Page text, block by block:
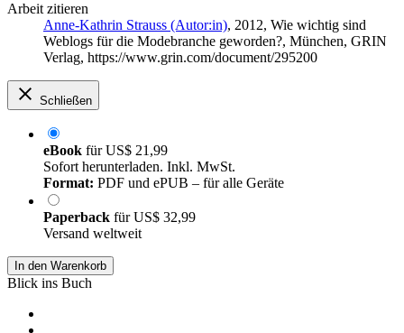
Arbeit zitieren
Anne-Kathrin Strauss (Autor:in), 2012, Wie wichtig sind
Weblogs für die Modebranche geworden?, München, GRIN
Verlag, https://www.grin.com/document/295200
Schließen
eBook fürUS$ 21,99
Sofort herunterladen. Inkl. MwSt.
Format: PDF und ePUB – für alle Geräte
Paperback fürUS$ 32,99
Versand weltweit
In den Warenkorb
Blick ins Buch